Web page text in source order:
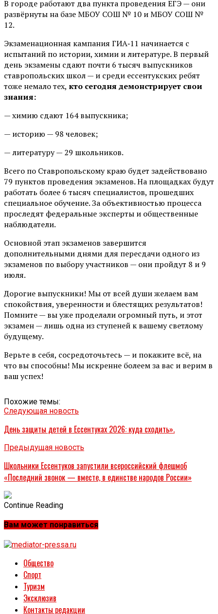
В городе работают два пункта проведения ЕГЭ — они
развёрнуты на базе МБОУ СОШ № 10 и МБОУ СОШ №
12.
Экзаменационная кампания ГИА‑11 начинается с
испытаний по истории, химии и литературе. В первый
день экзамены сдают почти 6 тысяч выпускников
ставропольских школ — и среди ессентукских ребят
тоже немало тех, кто сегодня демонстрирует свои
знания:
— химию сдают 164 выпускника;
— историю — 98 человек;
— литературу — 29 школьников.
Всего по Ставропольскому краю будет задействовано
79 пунктов проведения экзаменов. На площадках будут
работать более 6 тысяч специалистов, прошедших
специальное обучение. За объективностью процесса
проследят федеральные эксперты и общественные
наблюдатели.
Основной этап экзаменов завершится
дополнительными днями для пересдачи одного из
экзаменов по выбору участников — они пройдут 8 и 9
июля.
Дорогие выпускники! Мы от всей души желаем вам
спокойствия, уверенности и блестящих результатов!
Помните — вы уже проделали огромный путь, и этот
экзамен — лишь одна из ступеней к вашему светлому
будущему.
Верьте в себя, сосредоточьтесь — и покажите всё, на
что вы способны! Мы искренне болеем за вас и верим в
ваш успех!
Похожие темы:
Следующая новость
День защиты детей в Ессентуках 2026: куда сходить».
Предыдущая новость
Школьники Ессентуков запустили всероссийский флешмоб
«Последний звонок — вместе, в единстве народов России»
Continue Reading
Вам может понравиться
Общество
Спорт
Туризм
Эксклюзив
Контакты редакции